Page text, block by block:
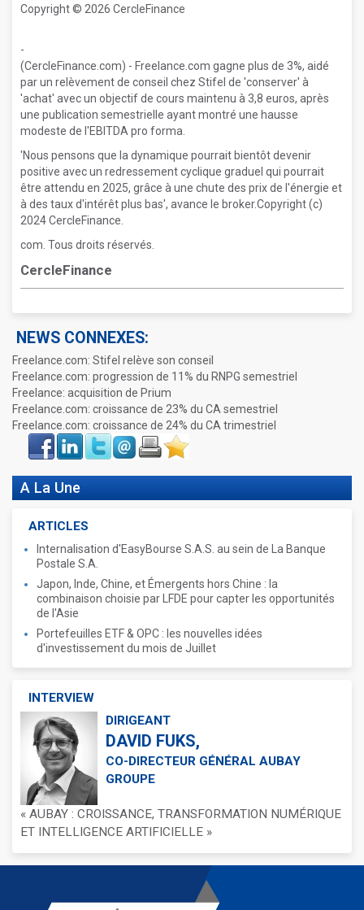
Copyright © 2026 CercleFinance
-
(CercleFinance.com) - Freelance.com gagne plus de 3%, aidé
par un relèvement de conseil chez Stifel de 'conserver' à
'achat' avec un objectif de cours maintenu à 3,8 euros, après
une publication semestrielle ayant montré une hausse
modeste de l'EBITDA pro forma.
'Nous pensons que la dynamique pourrait bientôt devenir
positive avec un redressement cyclique graduel qui pourrait
être attendu en 2025, grâce à une chute des prix de l'énergie et
à des taux d'intérêt plus bas', avance le broker.Copyright (c)
2024 CercleFinance.
com. Tous droits réservés.
CercleFinance
NEWS CONNEXES:
Freelance.com: Stifel relève son conseil
Freelance.com: progression de 11% du RNPG semestriel
Freelance: acquisition de Prium
Freelance.com: croissance de 23% du CA semestriel
Freelance.com: croissance de 24% du CA trimestriel
Face
book
LinkIn Twitter Envoyer ImprimerFavoris
A La Une
ARTICLES
Internalisation d'EasyBourse S.A.S. au sein de La Banque
Postale S.A.
Japon, Inde, Chine, et Émergents hors Chine : la
combinaison choisie par LFDE pour capter les opportunités
de l'Asie
Portefeuilles ETF & OPC : les nouvelles idées
d'investissement du mois de Juillet
INTERVIEW
DIRIGEANT
DAVID FUKS,
CO-DIRECTEUR GÉNÉRAL AUBAY
GROUPE
« AUBAY : CROISSANCE, TRANSFORMATION NUMÉRIQUE
ET INTELLIGENCE ARTIFICIELLE »